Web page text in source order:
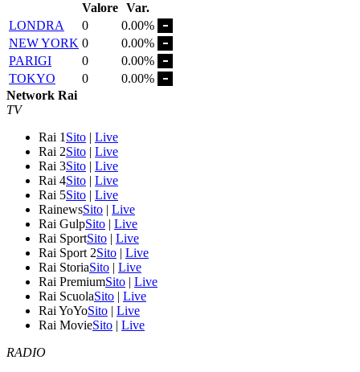
Valore Var.
LONDRA
0
0.00%
NEW YORK 0
0.00%
PARIGI
0
0.00%
TOKYO
0
0.00%
Network Rai
TV
Rai 1 Sito | Live
Rai 2Sito | Live
Rai 3Sito | Live
Rai 4Sito | Live
Rai 5Sito | Live
RainewsSito | Live
Rai GulpSito | Live
Rai SportSito | Live
Rai Sport 2Sito | Live
Rai StoriaSito | Live
Rai PremiumSito | Live
Rai ScuolaSito | Live
Rai YoYoSito | Live
Rai MovieSito | Live
RADIO